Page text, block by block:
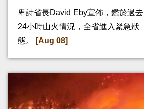
卑詩省長David Eby宣佈，鑑於過去
24小時山火情況，全省進入緊急狀
態。
[Aug 08]